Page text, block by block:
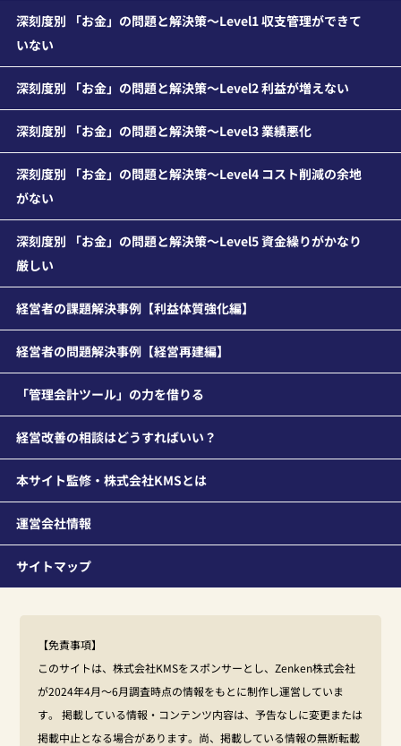
深刻度別 「お金」の問題と解決策～Level1 収支管理ができて
いない
深刻度別 「お金」の問題と解決策～Level2 利益が増えない
深刻度別 「お金」の問題と解決策～Level3 業績悪化
深刻度別 「お金」の問題と解決策～Level4 コスト削減の余地
がない
深刻度別 「お金」の問題と解決策～Level5 資金繰りがかなり
厳しい
経営者の課題解決事例【利益体質強化編】
経営者の問題解決事例【経営再建編】
「管理会計ツール」の力を借りる
経営改善の相談はどうすればいい？
本サイト監修・株式会社KMSとは
運営会社情報
サイトマップ
【免責事項】
このサイトは、株式会社KMSをスポンサーとし、Zenken株式会社
が2024年4月～6月調査時点の情報をもとに制作し運営していま
す。 掲載している情報・コンテンツ内容は、予告なしに変更または
掲載中止となる場合があります。尚、掲載している情報の無断転載